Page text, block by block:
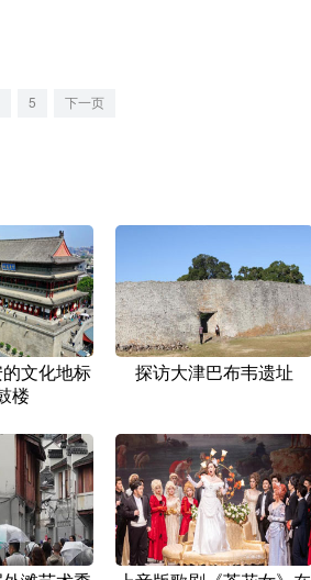
5 下一页
文化地标
楼
探访大津巴布韦遗址